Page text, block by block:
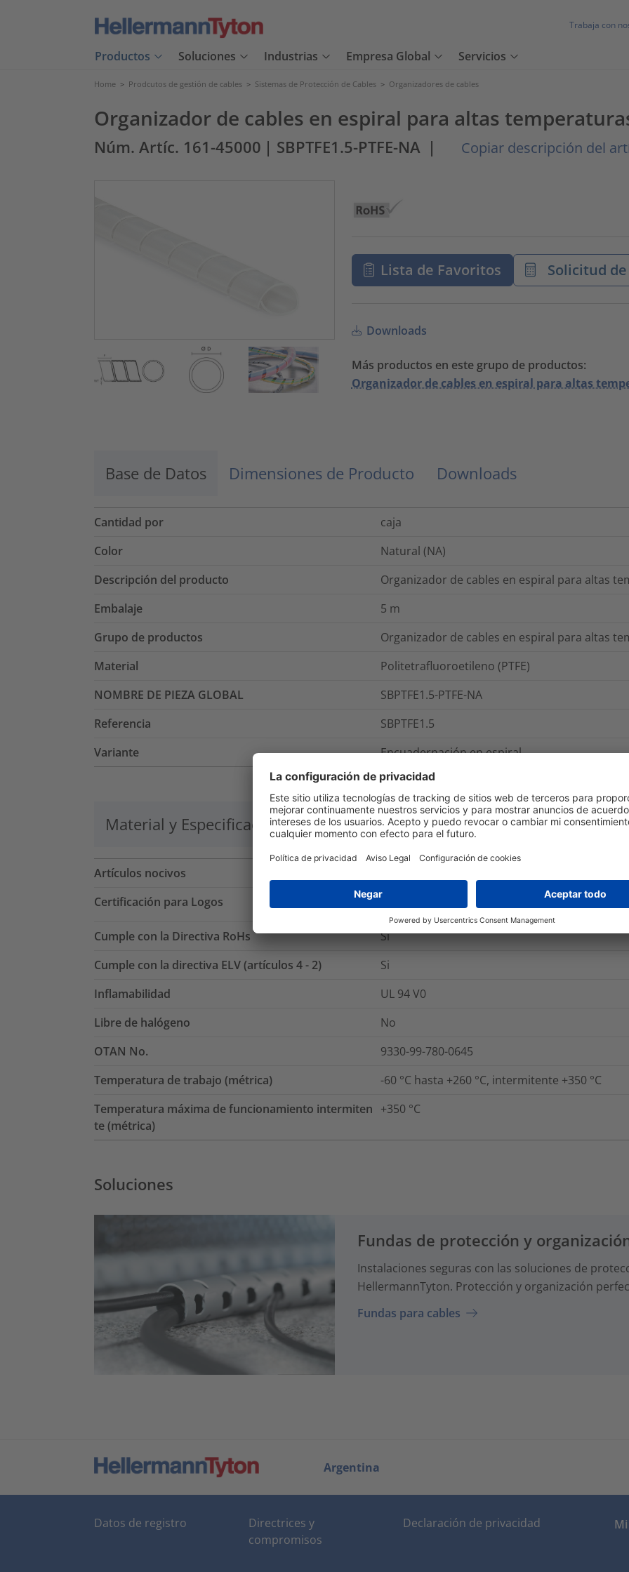
Trabaja con
Productos Soluciones Industrias Empresa Global Servicios
Home > Prodcutos de gestión de cables > Sistemas de Protección de Cables > Organizadores de cables
Organizador de cables en espiral para altas
Núm. Artíc. 161-45000 | SBPTFE1.5-PTFE-NA | Copiar descripción del
Lista de Favoritos Solicitud
Downloads
Más productos en este grupo de productos:
Organizador de cables en espiral para altas
Base de Datos Dimensiones de Producto Downloads
Cantidad por
caja
Color
Natural (NA)
Descripción del producto
Organizador de cables en espiral para altas
Embalaje
5 m
Grupo de productos
Organizador de cables en espiral para altas
Material
Politetrafluoroetileno (PTFE)
NOMBRE DE PIEZA GLOBAL
SBPTFE1.5-PTFE-NA
Referencia
SBPTFE1.5
Variante
Encuadernación en espiral
Material y Especificaciones Embalaje y Logística
Artículos nocivos
Certificación para Logos
Cumple con la Directiva RoHs
Si
Cumple con la directiva ELV (artículos 4 - 2)
Si
Inflamabilidad
UL 94 V0
Libre de halógeno
No
OTAN No.
9330-99-780-0645
Temperatura de trabajo (métrica)
-60 °C hasta +260 °C, intermitente +350 °C
Temperatura máxima de funcionamiento intermiten
te (métrica)
+350 °C
Soluciones
Fundas de protección y
Instalaciones seguras con las soluciones de
HellermannTyton. Protección y organización
Fundas para cables
Argentina
Datos de registro
Directrices y
compromisos
Declaración de privacidad